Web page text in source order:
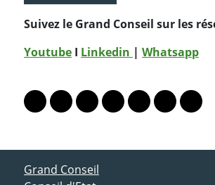
Suivez le Grand Conseil sur les
Youtube I Linkedin | Whatsapp
Lien vers le profil Mastodon
Lien vers le profil Bluesky
Lien vers le profil
Lien vers le profil
Lien vers le
Lien vers
ACCÈS DIRECT
Grand Conseil